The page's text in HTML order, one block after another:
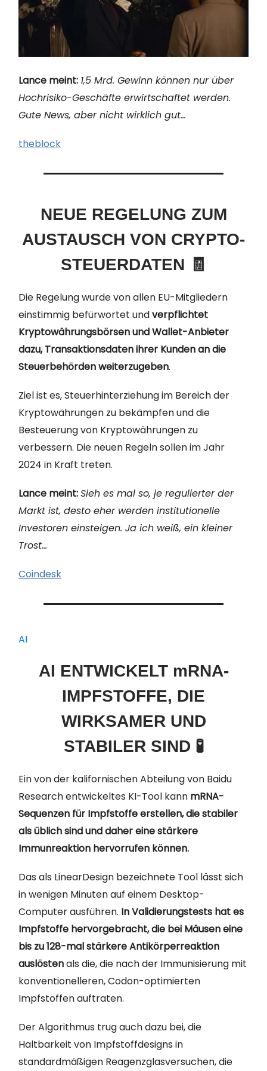
Lance meint: 1,5 Mrd. Gewinn können nur über
Hochrisiko-Geschäfte erwirtschaftet werden.
Gute News, aber nicht wirklich gut…
theblock
NEUE REGELUNG ZUM
AUSTAUSCH VON CRYPTO-
STEUERDATEN 🧾
Die Regelung wurde von allen EU-Mitgliedern
einstimmig befürwortet undverpflichtet
Kryptowährungsbörsen und Wallet-Anbieter
dazu, Transaktionsdaten ihrer Kunden an die
Steuerbehörden weiterzugeben.
Ziel ist es, Steuerhinterziehung im Bereich der
Kryptowährungen zu bekämpfen und die
Besteuerung von Kryptowährungen zu
verbessern. Die neuen Regeln sollen im Jahr
2024 in Kraft treten.
Lance meint:Sieh es mal so, je regulierter der
Markt ist, desto eher werden institutionelle
Investoren einsteigen. Ja ich weiß, ein kleiner
Trost…
Coindesk
AI
AI ENTWICKELT mRNA-
IMPFSTOFFE, DIE
WIRKSAMER UND
STABILER SIND 🧪
Ein von der kalifornischen Abteilung von Baidu
Research entwickeltes KI-Tool kann mRNA-
Sequenzen für Impfstoffe erstellen, die stabiler
als üblich sind und daher eine stärkere
Immunreaktion hervorrufen können.
Das als LinearDesign bezeichnete Tool lässt sich
in wenigen Minuten auf einem Desktop-
Computer ausführen. In Validierungstests hat es
Impfstoffe hervorgebracht, die bei Mäusen eine
bis zu 128-mal stärkere Antikörperreaktion
auslöstenals die, die nach der Immunisierung mit
konventionelleren, Codon-optimierten
Impfstoffen auftraten.
Der Algorithmus trug auch dazu bei, die
Haltbarkeit von Impfstoffdesigns in
standardmäßigen Reagenzglasversuchen, die